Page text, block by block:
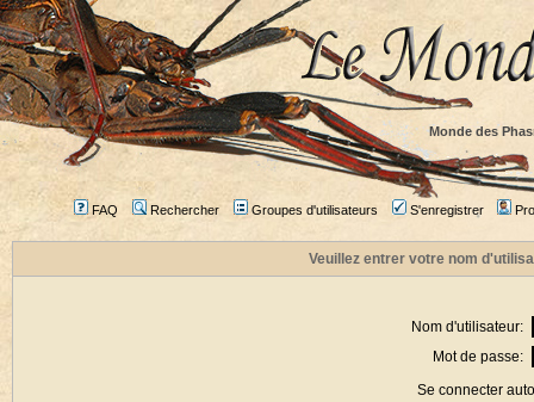
Monde des
FAQ Rechercher Groupes d'utilisateurs S'enregistrer
Veuillez entrer votre nom
Nom d'utilisateur:
Mot de passe:
Se connecter